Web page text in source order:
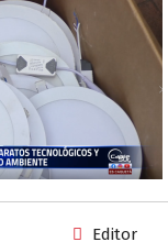
Editor